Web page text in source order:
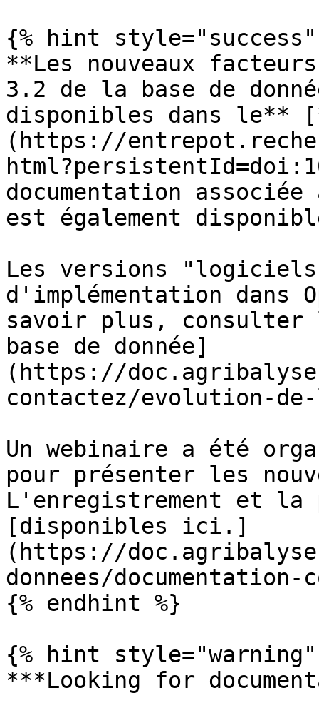
{% hint style="success"
**Les nouveaux
3.2 de la base de
disponibles dans le**
(https://
documentation
est également
Les versions
d'implémentation dans
savoir plus, consulter
base de donnée]
(https://
contactez/evolution-
Un webinaire a été
pour présenter les
L'enregistrement et la
[disponibles ici.]
(https://
donnees/documentation-
{% endhint %}
{% hint style="warning"
***Looking for